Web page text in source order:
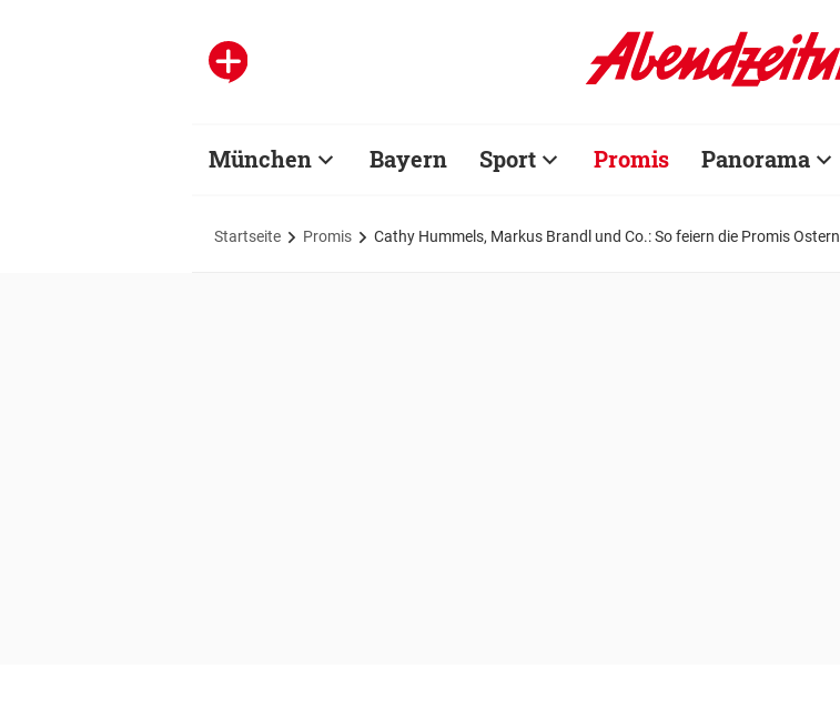
München Bayern Sport Promis Panorama
Startseite Promis Cathy Hummels, Markus Brandl und Co.: So feiern die Promis Ostern